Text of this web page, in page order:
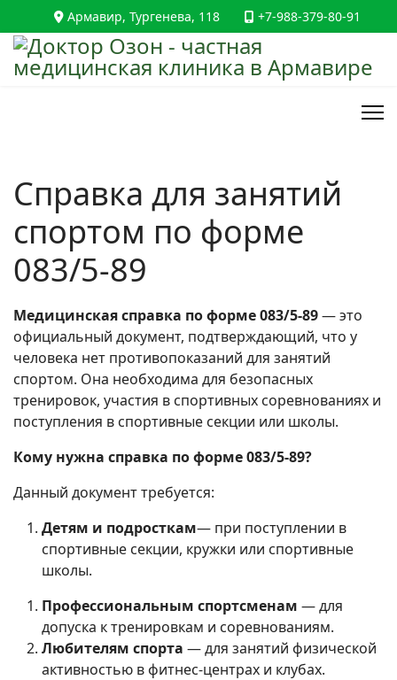
Армавир, Тургенева, 118 +7-988-379-80-91
Справка для занятий
спортом по форме
083/5-89
Медицинская справка по форме 083/5-89— это
официальный документ, подтверждающий, что у
человека нет противопоказаний для занятий
спортом. Она необходима для безопасных
тренировок, участия в спортивных соревнованиях и
поступления в спортивные секции или школы.
Кому нужна справка по форме 083/5-89?
Данный документ требуется:
Детям и подросткам— при поступлении в
спортивные секции, кружки или спортивные
школы.
Профессиональным спортсменам — для
допуска к тренировкам и соревнованиям.
Любителям спорта — для занятий физической
активностью в фитнес-центрах и клубах.